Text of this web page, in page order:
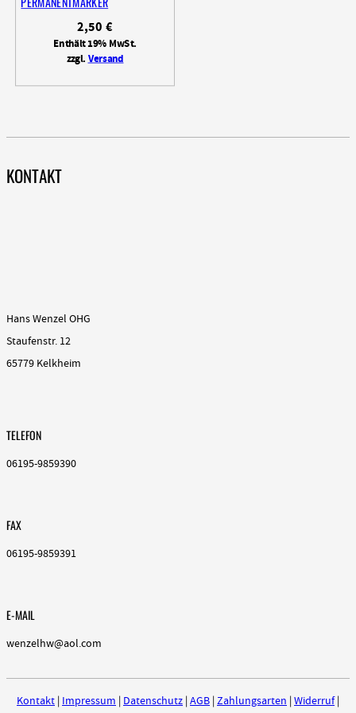
2,50 €
Enthält 19% MwSt.
zzgl.Versand
KONTAKT
Hans Wenzel OHG
Staufenstr. 12
65779 Kelkheim
TELEFON
06195-9859390
FAX
06195-9859391
E-MAIL
wenzelhw@aol.com
Kontakt | Impressum | Datenschutz | AGB | Zahlungsarten | Widerruf|